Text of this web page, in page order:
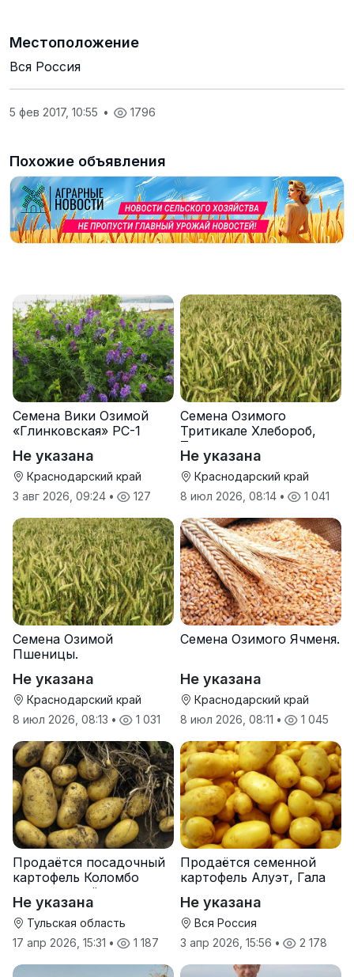
Местоположение
Вся Россия
5 фев 2017, 10:55 • 1796
Похожие объявления
Семена Вики Озимой
«Глинковская» РС-1
Не указана
Краснодарский край
3 авг 2026, 09:24 • 127
Семена Озимого
Тритикале Хлебороб,
Тихон
Не указана
Краснодарский край
8 июл 2026, 08:14 • 1 041
Семена Озимой
Пшеницы.
Не указана
Краснодарский край
8 июл 2026, 08:13 • 1 031
Семена Озимого Ячменя.
Не указана
Краснодарский край
8 июл 2026, 08:11 • 1 045
Продаётся посадочный
картофель Коломбо
оптом от трёх тонн
Не указана
Тульская область
17 апр 2026, 15:31 • 1 187
Продаётся семенной
картофель Алуэт, Гала
Не указана
Вся Россия
3 апр 2026, 15:56 • 2 178